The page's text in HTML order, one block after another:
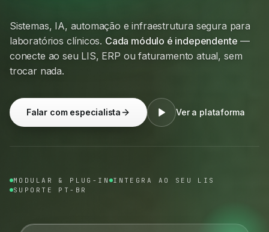
Sistemas, IA, automação e infraestrutura segura para
laboratórios clínicos. Cada módulo é independente —
conecte ao seu LIS, ERP ou faturamento atual, sem
trocar nada.
Falar com especialista Ver a plataforma
MODULAR & PLUG-IN INTEGRA AO SEU LIS
SUPORTE PT-BR